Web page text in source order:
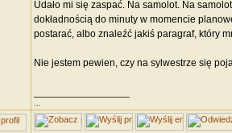
Udało mi się zaspać. Na samolot. Na
dokładnością do minuty w momencie
postarać, albo znaleźć jakiś paragraf, który
Nie jestem pewien, czy na sylwestrze się
...